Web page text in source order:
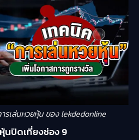
รเล่นหวยหุ้น ของ lekdedonline
นปิดเที่ยงช่อง 9